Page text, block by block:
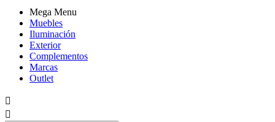
Mega Menu
Muebles
Iluminación
Exterior
Complementos
Marcas
Outlet

